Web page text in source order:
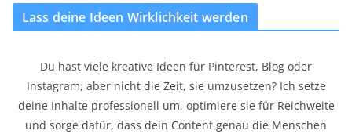
Lass deine Ideen Wirklichkeit werden
Du hast viele kreative Ideen für Pinterest, Blog oder
Instagram, aber nicht die Zeit, sie umzusetzen? Ich setze
deine Inhalte professionell um, optimiere sie für Reichweite
und sorge dafür, dass dein Content genau die Menschen